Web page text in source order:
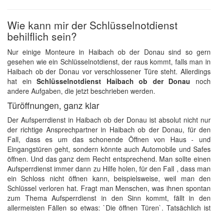
Wie kann mir der Schlüsselnotdienst
behilflich sein?
Nur einige Monteure in Haibach ob der Donau sind so gern
gesehen wie ein Schlüsselnotdienst, der raus kommt, falls man in
Haibach ob der Donau vor verschlossener Türe steht. Allerdings
hat einSchlüsselnotdienst Haibach ob der Donau noch
andere Aufgaben, die jetzt beschrieben werden.
Türöffnungen, ganz klar
Der Aufsperrdienst in Haibach ob der Donau ist absolut nicht nur
der richtige Ansprechpartner in Haibach ob der Donau, für den
Fall, dass es um das schonende Öffnen von Haus - und
Eingangstüren geht, sondern könnte auch Automobile und Safes
öffnen. Und das ganz dem Recht entsprechend. Man sollte einen
Aufsperrdienst immer dann zu Hilfe holen, für den Fall , dass man
ein Schloss nicht öffnen kann, beispielsweise, weil man den
Schlüssel verloren hat. Fragt man Menschen, was ihnen spontan
zum Thema Aufsperrdienst in den Sinn kommt, fällt in den
allermeisten Fällen so etwas: `Die öffnen Türen`. Tatsächlich ist